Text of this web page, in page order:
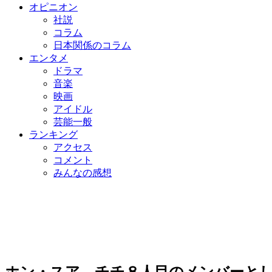
オピニオン
社説
コラム
日本関係のコラム
エンタメ
ドラマ
音楽
映画
アイドル
芸能一般
ランキング
アクセス
コメント
みんなの感想